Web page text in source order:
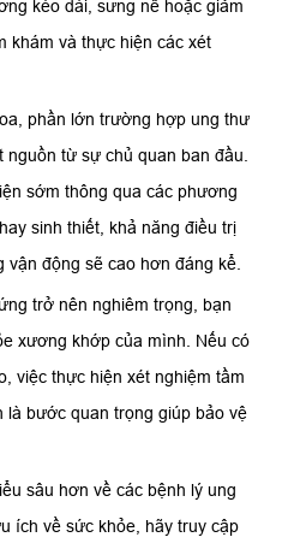
kéo dài, sưng nề hoặc giảm
khám và thực hiện các xét
phần lớn trường hợp ung thư
từ sự chủ quan ban đầu.
sớm thông qua các phương
sinh thiết, khả năng điều trị
vận động sẽ cao hơn đáng kể.
trở nên nghiêm trọng, bạn
xương khớp của mình. Nếu có
việc thực hiện xét nghiệm tầm
bước quan trọng giúp bảo vệ
sâu hơn về các bệnh lý ung
ích về sức khỏe, hãy truy cập